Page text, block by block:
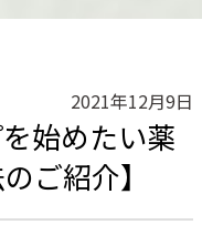
2021年12月9日
始めたい薬
ご紹介】